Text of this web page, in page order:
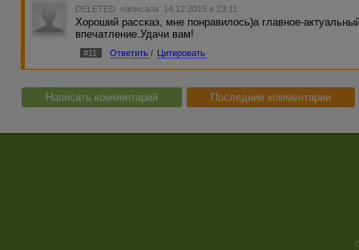
DELETED написала 14.12.2015 в 23:11
Хороший рассказ, мне понравилось)а главное-
впечатление.Удачи вам!
#11 Ответить / Цитировать
Написать комментарий Последние комментарии